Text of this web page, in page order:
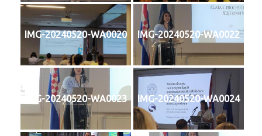
IMG-20240520-WA0020 IMG-20240520-WA0022
IMG-20240520-WA0023 IMG-20240520-WA0024